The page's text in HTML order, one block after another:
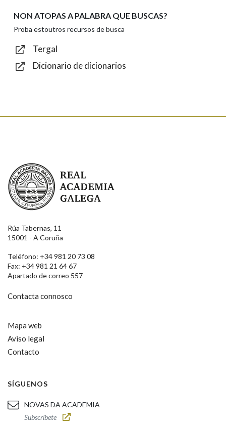
Texto de verificación
NON ATOPAS A PALABRA QUE BUSCAS?
Proba estoutros recursos de busca
Tergal
Dicionario de dicionarios
Real Academia Galega
Rúa Tabernas, 11
15001 - A Coruña
Teléfono: +34 981 20 73 08
Fax: +34 981 21 64 67
Apartado de correo 557
Contacta connosco
Mapa web
Aviso legal
Contacto
SÍGUENOS
NOVAS DA ACADEMIA
Subscríbete